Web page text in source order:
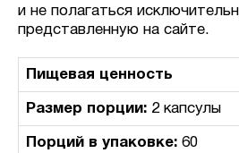
и не полагаться
представленную на сайте.
Пищевая ценность
Размер порции: 2 капсулы
Порций в упаковке: 60